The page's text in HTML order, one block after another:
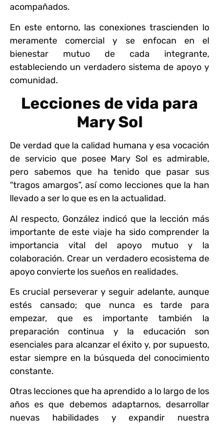
acompañados.
En este entorno, las conexiones trascienden lo
meramente comercial y se enfocan en el
bienestar mutuo de cada integrante,
estableciendo un verdadero sistema de apoyo y
comunidad.
Lecciones de vida para
Mary Sol
De verdad que la calidad humana y esa vocación
de servicio que posee Mary Sol es admirable,
pero sabemos que ha tenido que pasar sus
“tragos amargos”, así como lecciones que la han
llevado a ser lo que es en la actualidad.
Al respecto, González indicó que la lección más
importante de este viaje ha sido comprender la
importancia vital del apoyo mutuo y la
colaboración. Crear un verdadero ecosistema de
apoyo convierte los sueños en realidades.
Es crucial perseverar y seguir adelante, aunque
estés cansado; que nunca es tarde para
empezar, que es importante también la
preparación continua y la educación son
esenciales para alcanzar el éxito y, por supuesto,
estar siempre en la búsqueda del conocimiento
constante.
Otras lecciones que ha aprendido a lo largo de los
años es que debemos adaptarnos, desarrollar
nuevas habilidades y expandir nuestra